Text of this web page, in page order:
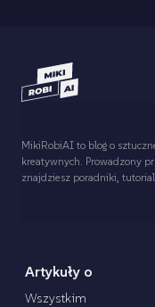
MikiRobiAI to blog o
kreatywnych. Prowadzony
znajdziesz poradniki,
Artykuły o
Wszystkim